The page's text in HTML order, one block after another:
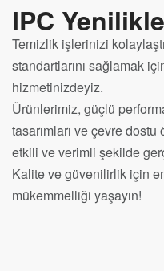
IPC
Temizlik işlerinizi
standartlarını sağlamak
hizmetinizdeyiz.
Ürünlerimiz, güçlü
tasarımları ve çevre
etkili ve verimli şekilde
Kalite ve güvenilirlik için
mükemmelliği yaşayın!